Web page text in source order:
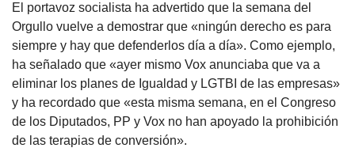
El portavoz socialista ha advertido que la semana del
Orgullo vuelve a demostrar que «ningún derecho es para
siempre y hay que defenderlos día a día». Como ejemplo,
ha señalado que «ayer mismo Vox anunciaba que va a
eliminar los planes de Igualdad y LGTBI de las empresas»
y ha recordado que «esta misma semana, en el Congreso
de los Diputados, PP y Vox no han apoyado la prohibición
de las terapias de conversión».